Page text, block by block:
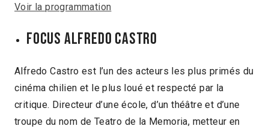
Voir la programmation
Focus ALFREDO CASTRO
Alfredo Castro est l’un des acteurs les plus primés du
cinéma chilien et le plus loué et respecté par la
critique. Directeur d’une école, d’un théâtre et d’une
troupe du nom de Teatro de la Memoria, metteur en